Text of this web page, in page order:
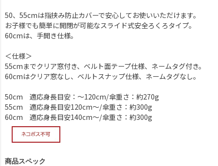
50、55cmは指挟み防止カバーで安心してお使いいただけます。
お子様でも簡単に開閉が可能なスライド式安全ろくろタイプ。
60cmは、手開き仕様。
＜仕様＞
55cmまでクリア窓付き、ベルト面テープ仕様、ネームタグ付き。
60cmはクリア窓なし、ベルトスナップ仕様、ネームタグなし。
50cm 適応身長目安：～120cm/傘重さ：約270g
55cm 適応身長目安120cm～/傘重さ：約300g
60cm 適応身長目安140cm～/傘重さ：約300g
商品スペック